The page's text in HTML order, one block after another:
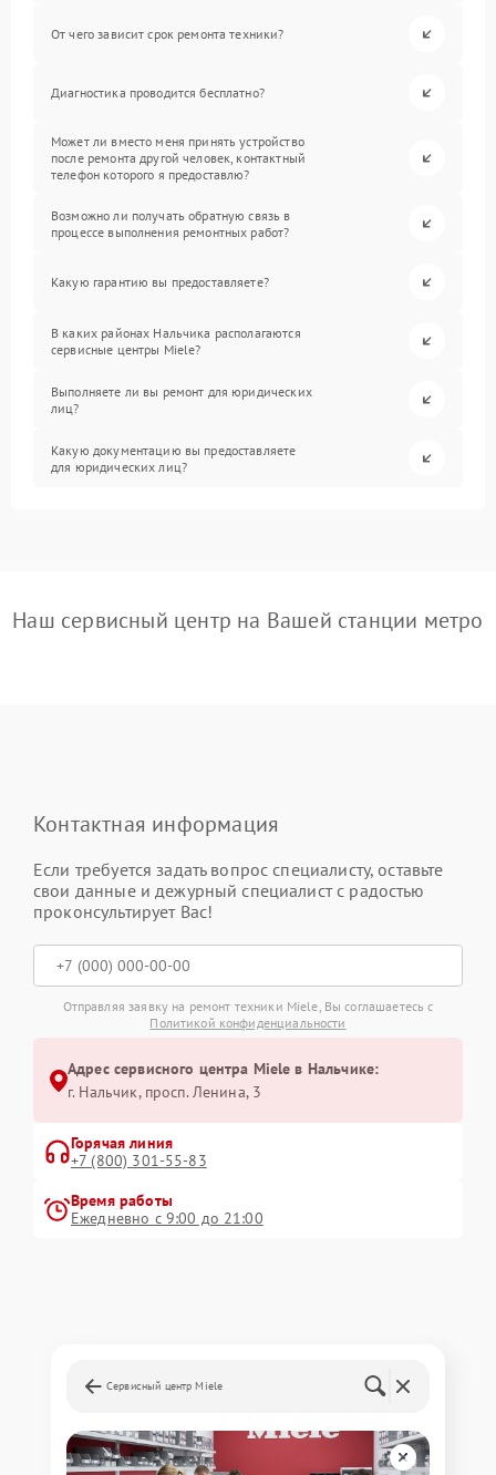
От чего зависит срок ремонта техники?
Диагностика проводится бесплатно?
Может ли вместо меня принять устройство
после ремонта другой человек, контактный
телефон которого я предоставлю?
Возможно ли получать обратную связь в
процессе выполнения ремонтных работ?
Какую гарантию вы предоставляете?
В каких районах Нальчика располагаются
сервисные центры Miele?
Выполняете ли вы ремонт для юридических
лиц?
Какую документацию вы предоставляете
для юридических лиц?
Наш сервисный центр на Вашей станции метро
Контактная информация
Если требуется задать вопрос специалисту, оставьте
свои данные и дежурный специалист с радостью
проконсультирует Вас!
Отправляя заявку на ремонт техники Miele, Вы соглашаетесь с
Политикой конфиденциальности
Адрес сервисного центра Miele в Нальчике:
г. Нальчик, просп. Ленина, 3
Горячая линия
+7 (800) 301-55-83
Время работы
Ежедневно с 9:00 до 21:00
Сервисный центр Miele